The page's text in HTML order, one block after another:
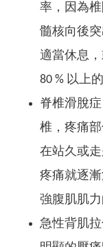
率，因為
髓核向後
適當休息
80 % 以上
脊椎滑脫
椎，疼痛
在站久或
疼痛就逐
強腹肌肌力
急性背肌